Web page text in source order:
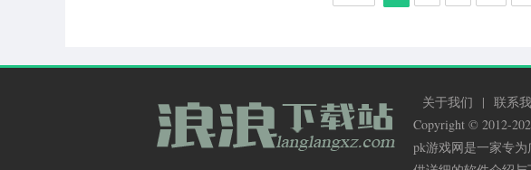
关于我们 | 联系
Copyright © 2012-
pk游戏网是一家专